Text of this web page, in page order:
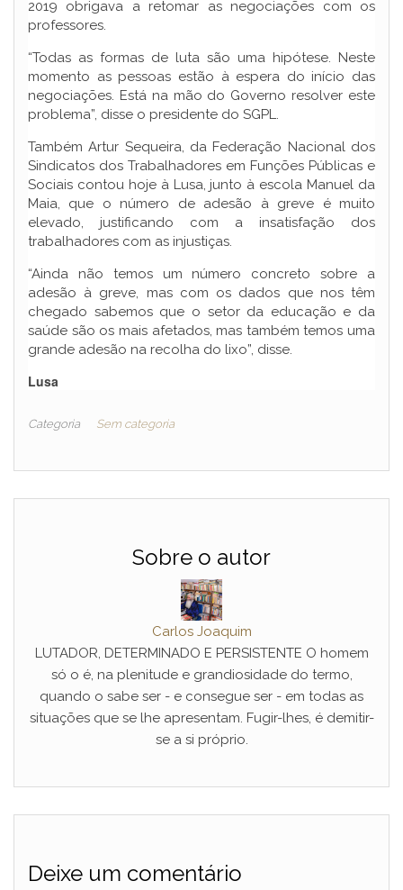
2019 obrigava a retomar as negociações com os
professores.
“Todas as formas de luta são uma hipótese. Neste
momento as pessoas estão à espera do início das
negociações. Está na mão do Governo resolver este
problema”, disse o presidente do SGPL.
Também Artur Sequeira, da Federação Nacional dos
Sindicatos dos Trabalhadores em Funções Públicas e
Sociais contou hoje à Lusa, junto à escola Manuel da
Maia, que o número de adesão à greve é muito
elevado, justificando com a insatisfação dos
trabalhadores com as injustiças.
“Ainda não temos um número concreto sobre a
adesão à greve, mas com os dados que nos têm
chegado sabemos que o setor da educação e da
saúde são os mais afetados, mas também temos uma
grande adesão na recolha do lixo”, disse.
Lusa
Categoria Sem categoria
Sobre o autor
Carlos Joaquim
LUTADOR, DETERMINADO E PERSISTENTE O homem
só o é, na plenitude e grandiosidade do termo,
quando o sabe ser - e consegue ser - em todas as
situações que se lhe apresentam. Fugir-lhes, é demitir-
se a si próprio.
Deixe um comentário